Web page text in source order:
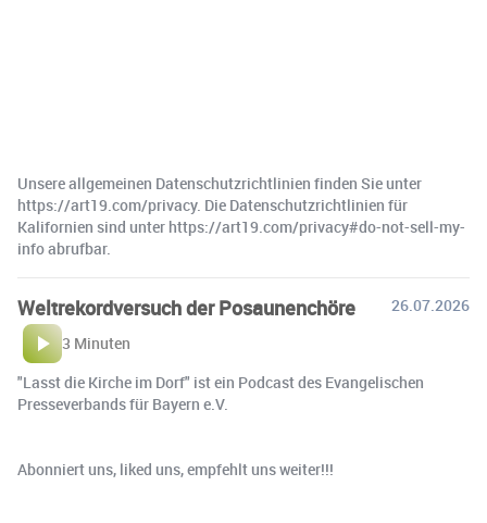
Unsere allgemeinen Datenschutzrichtlinien finden Sie unter
https://art19.com/privacy. Die Datenschutzrichtlinien für
Kalifornien sind unter https://art19.com/privacy#do-not-sell-my-
info abrufbar.
Weltrekordversuch der Posaunenchöre
26.07.2026
3 Minuten
"Lasst die Kirche im Dorf" ist ein Podcast des Evangelischen
Presseverbands für Bayern e.V.
Abonniert uns, liked uns, empfehlt uns weiter!!!